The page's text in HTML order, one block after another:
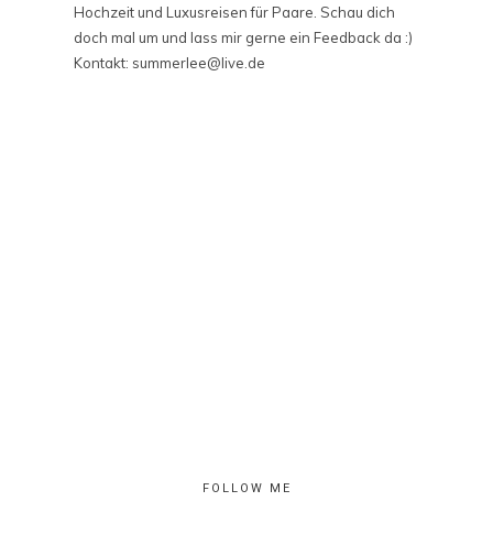
Hochzeit und Luxusreisen für Paare. Schau dich
doch mal um und lass mir gerne ein Feedback da :)
Kontakt: summerlee@live.de
FOLLOW ME